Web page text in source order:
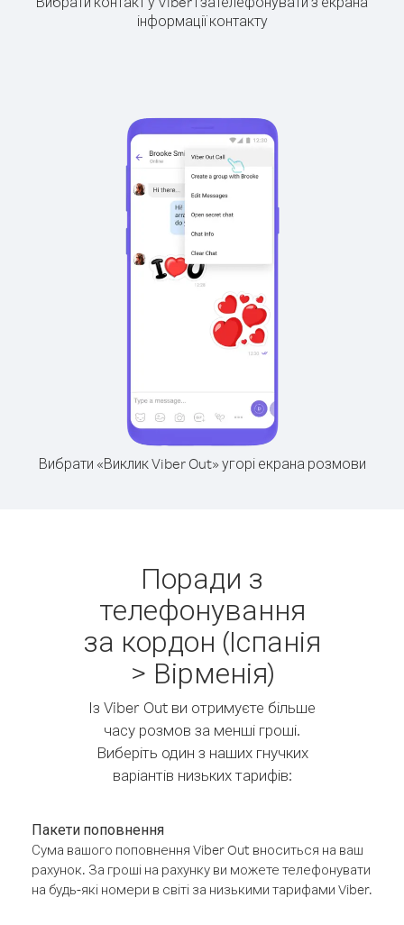
інформації контакту
Вибрати «Виклик Viber Out» угорі екрана розмови
Поради з
телефонування
за кордон (Іспанія
> Вірменія)
Із Viber Out ви отримуєте більше
часу розмов за менші гроші.
Виберіть один з наших гнучких
варіантів низьких тарифів:
Пакети поповнення
Сума вашого поповнення Viber Out вноситься на ваш
рахунок. За гроші на рахунку ви можете телефонувати
на будь-які номери в світі за низькими тарифами Viber.